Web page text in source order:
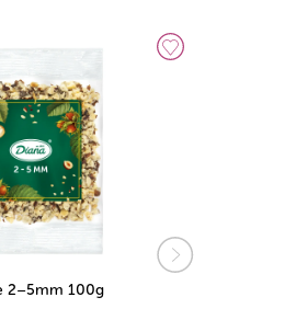
2–5mm 100g